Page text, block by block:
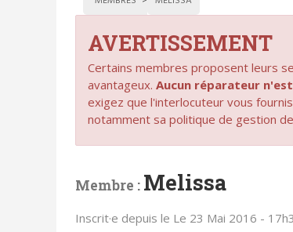
AVERTISSEMENT
Certains membres proposent leurs
avantageux. Aucun réparateur
exigez que l'interlocuteur vous
notamment sa politique de gestion
Membre : Melissa
Inscrit·e depuis le Le 23 Mai 2016 -